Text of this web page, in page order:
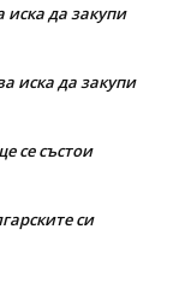
иска да закупи
иска да закупи
се състои
си